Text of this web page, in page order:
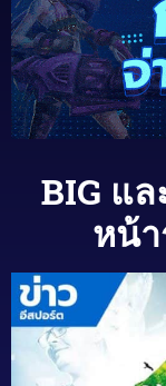
BIG แ
หน้า